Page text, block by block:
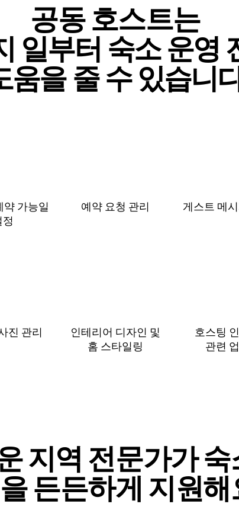
공동 호스트는
일⁠부⁠터 숙⁠소 운⁠영
움⁠을 줄 수 있⁠습⁠니⁠
약 가⁠능⁠일
정
예약 요청 관리 게스트 메⁠
진 관리
인테리어 디자인 및
홈 스⁠타⁠일⁠링
호스팅
관⁠련
지역 전문가가 숙
든든하게 지원해